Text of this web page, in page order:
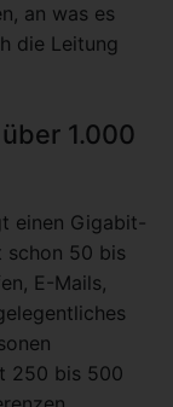
an was es
die Leitung
1.000
einen Gigabit-
schon 50 bis
E-Mails,
250 bis 500